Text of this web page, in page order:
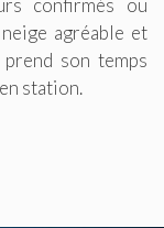
agréable et
son temps
station.